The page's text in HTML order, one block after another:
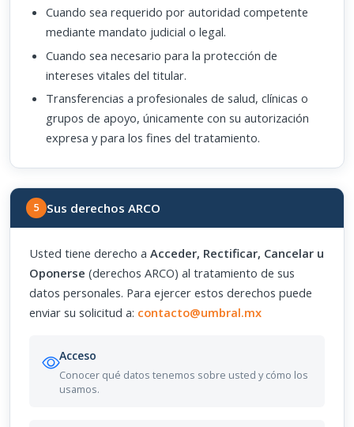
Cuando sea requerido por autoridad competente
mediante mandato judicial o legal.
Cuando sea necesario para la protección de
intereses vitales del titular.
Transferencias a profesionales de salud, clínicas o
grupos de apoyo, únicamente con su autorización
expresa y para los fines del tratamiento.
5 Sus derechos ARCO
Usted tiene derecho a Acceder, Rectificar, Cancelar u
Oponerse (derechos ARCO) al tratamiento de sus
datos personales. Para ejercer estos derechos puede
enviar su solicitud a: contacto@umbral.mx
Acceso
Conocer qué datos tenemos sobre usted y cómo los
usamos.